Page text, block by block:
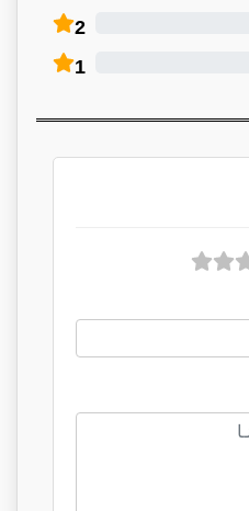
2
1